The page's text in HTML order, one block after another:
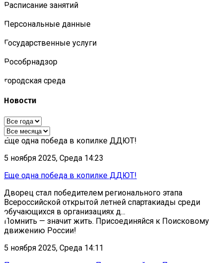
Расписание занятий
Персональные данные
Государственные услуги
Роcобрнадзор
городская среда
Новости
Еще одна победа в копилке ДДЮТ!
5 ноября 2025, Среда 14:23
Еще одна победа в копилке ДДЮТ!
Дворец стал победителем регионального этапа
Всероссийской открытой летней спартакиады среди
обучающихся в организациях д...
Помнить — значит жить. Присоединяйся к Поисковому
движению России!
5 ноября 2025, Среда 14:11